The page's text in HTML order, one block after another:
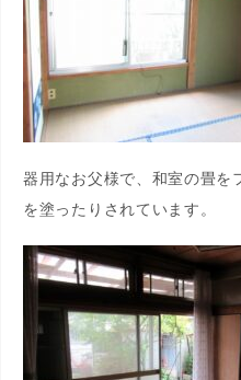
器用なお父様で、和室の畳を
を塗ったりされています。